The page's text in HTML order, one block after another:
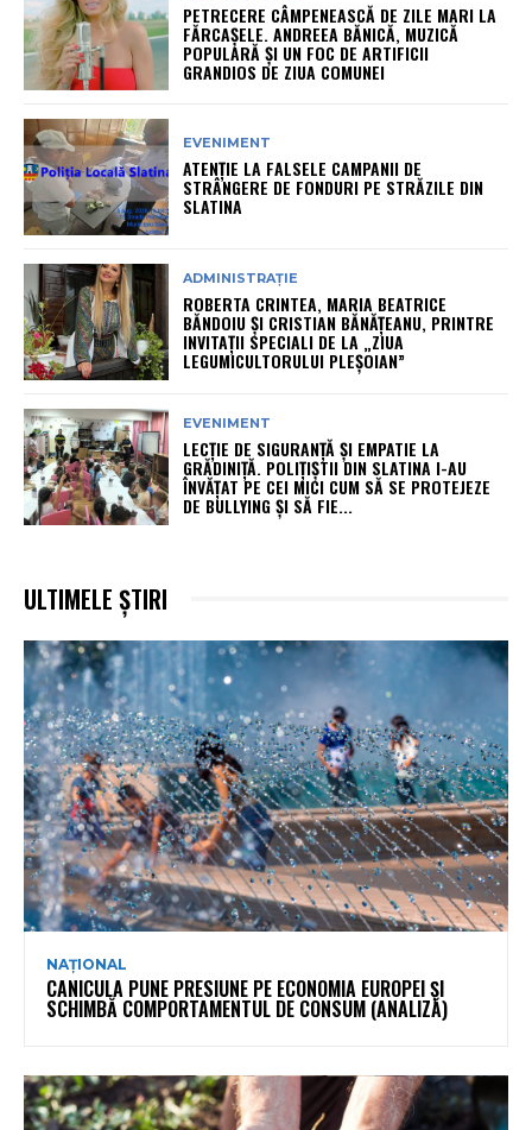
PETRECERE CÂMPENEASCĂ DE ZILE MARI LA
FĂRCAȘELE. ANDREEA BĂNICĂ, MUZICĂ
POPULARĂ ȘI UN FOC DE ARTIFICII
GRANDIOS DE ZIUA COMUNEI
EVENIMENT
ATENȚIE LA FALSELE CAMPANII DE
STRÂNGERE DE FONDURI PE STRĂZILE DIN
SLATINA
ADMINISTRAȚIE
ROBERTA CRINTEA, MARIA BEATRICE
BĂNDOIU ȘI CRISTIAN BĂNĂȚEANU, PRINTRE
INVITAȚII SPECIALI DE LA „ZIUA
LEGUMICULTORULUI PLEȘOIAN”
EVENIMENT
LECȚIE DE SIGURANȚĂ ȘI EMPATIE LA
GRĂDINIȚĂ. POLIȚIȘTII DIN SLATINA I-AU
ÎNVĂȚAT PE CEI MICI CUM SĂ SE PROTEJEZE
DE BULLYING ȘI SĂ FIE...
ULTIMELE ȘTIRI
NAȚIONAL
CANICULA PUNE PRESIUNE PE ECONOMIA EUROPEI ȘI
SCHIMBĂ COMPORTAMENTUL DE CONSUM (ANALIZĂ)